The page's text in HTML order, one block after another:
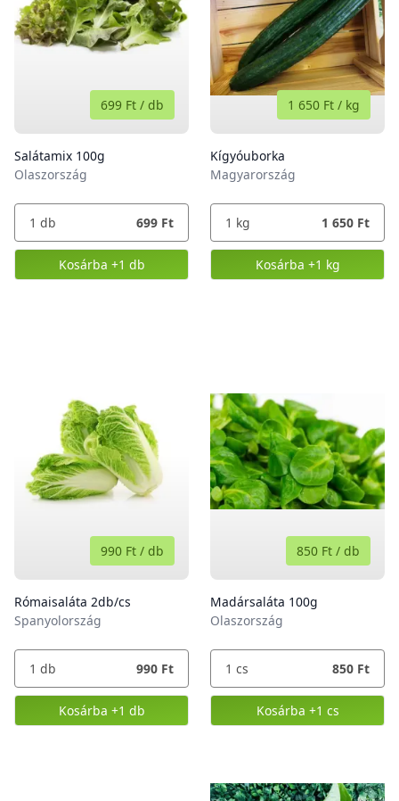
Salátamix 100g
Olaszország
699 Ft / db
1 db 699 Ft
Kosárba +1 db
, Salátamix 100g
Kígyóuborka
Magyarország
1 650 Ft / kg
1 kg 1 650 Ft
Kosárba +1 kg
,Kígyóuborka
Rómaisaláta 2db/cs
Spanyolország
990 Ft / db
1 db 990 Ft
Kosárba +1 db
, Rómaisaláta 2db/cs
Madársaláta 100g
Olaszország
850 Ft / db
1 cs 850 Ft
Kosárba +1 cs
,Madársaláta